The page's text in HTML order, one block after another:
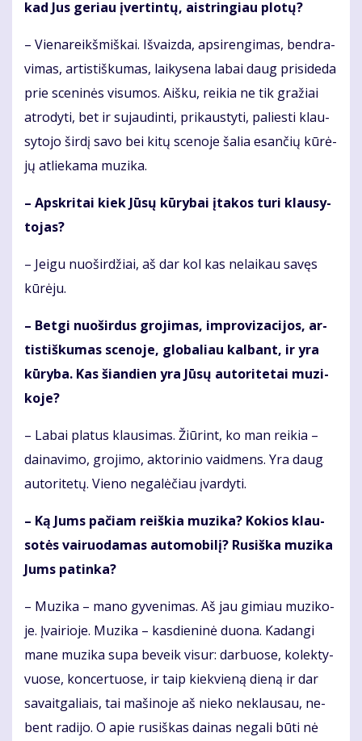
kad Jus ge­riau įver­tin­tų, aist­rin­giau plo­tų?
– Vie­na­reikš­miš­kai. Iš­vaiz­da, ap­si­ren­gi­mas, ben­dra­
vi­mas, ar­tis­tiš­ku­mas, lai­ky­se­na la­bai daug pri­si­de­da
prie sce­ni­nės vi­su­mos. Aiš­ku, rei­kia ne tik gra­žiai
at­ro­dy­ti, bet ir su­jau­din­ti, pri­kaus­ty­ti, pa­lies­ti klau­
sy­to­jo šir­dį sa­vo bei ki­tų sce­no­je ša­lia esan­čių kū­rė­
jų at­lie­ka­ma mu­zi­ka.
– Ap­skri­tai kiek Jū­sų kū­ry­bai įta­kos tu­ri klau­sy­
to­jas?
– Jei­gu nuo­šir­džiai, aš dar kol kas ne­lai­kau sa­vęs
kū­rė­ju.
– Bet­gi nuo­šir­dus gro­ji­mas, im­pro­vi­za­ci­jos, ar­
tis­tiš­ku­mas sce­no­je, glo­ba­liau kal­bant, ir yra
kū­ry­ba. Kas šian­dien yra Jū­sų au­to­ri­te­tai mu­zi­
ko­je?
– La­bai pla­tus klau­si­mas. Žiū­rint, ko man rei­kia –
dai­na­vi­mo, gro­ji­mo, ak­to­ri­nio vaid­mens. Yra daug
au­to­ri­te­tų. Vie­no ne­ga­lė­čiau įvar­dy­ti.
– Ką Jums pa­čiam reiš­kia mu­zi­ka? Ko­kios klau­
so­tės vai­ruo­da­mas au­to­mo­bi­lį? Ru­siš­ka mu­zi­ka
Jums pa­tin­ka?
– Mu­zi­ka – ma­no gy­ve­ni­mas. Aš jau gi­miau mu­zi­ko­
je. Įvai­rio­je. Mu­zi­ka – kas­die­ni­nė duo­na. Ka­dan­gi
ma­ne mu­zi­ka su­pa be­veik vi­sur: dar­buo­se, ko­lek­ty­
vuo­se, kon­cer­tuo­se, ir taip kiek­vie­ną die­ną ir dar
sa­vait­ga­liais, tai ma­ši­no­je aš nie­ko ne­klau­sau, ne­
bent ra­di­jo. O apie ru­siš­kas dai­nas ne­ga­li bū­ti nė